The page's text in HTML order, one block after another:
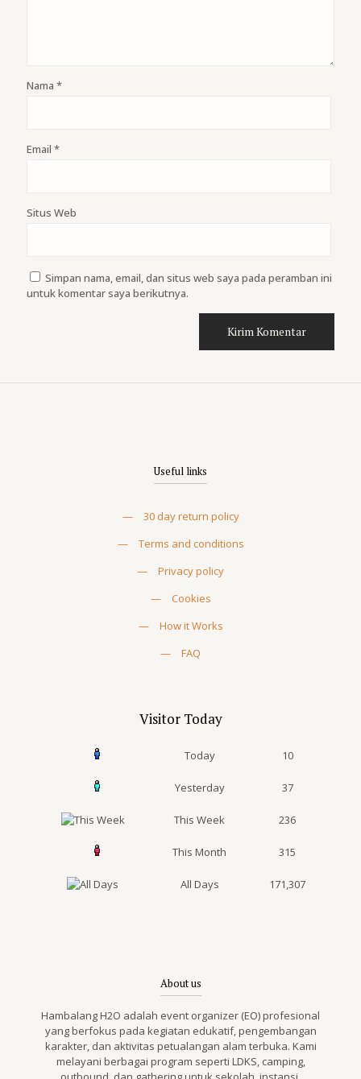
Nama *
Email *
Situs Web
Simpan nama, email, dan situs web saya pada peramban ini
untuk komentar saya berikutnya.
Useful links
—
30 day return policy
—
Terms and conditions
—
Privacy policy
—
Cookies
—
How it Works
—
FAQ
Visitor Today
Today 10
Yesterday 37
This Week 236
This Month 315
All Days 171,307
About us
Hambalang H2O adalah event organizer (EO) profesional
yang berfokus pada kegiatan edukatif, pengembangan
karakter, dan aktivitas petualangan alam terbuka. Kami
melayani berbagai program seperti LDKS, camping,